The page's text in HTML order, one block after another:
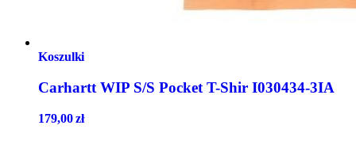
Koszulki
Carhartt WIP S/S Pocket T-Shir I030434-3IA
179,00zł